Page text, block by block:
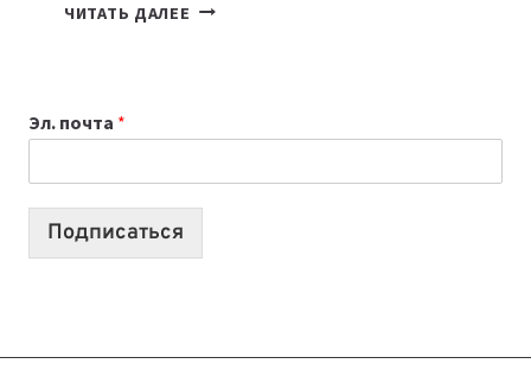
ЧИТАТЬ ДАЛЕЕ
СОЗДАВАТЬ
ПРОДУКТЫ
Эл. почта *
Подписаться